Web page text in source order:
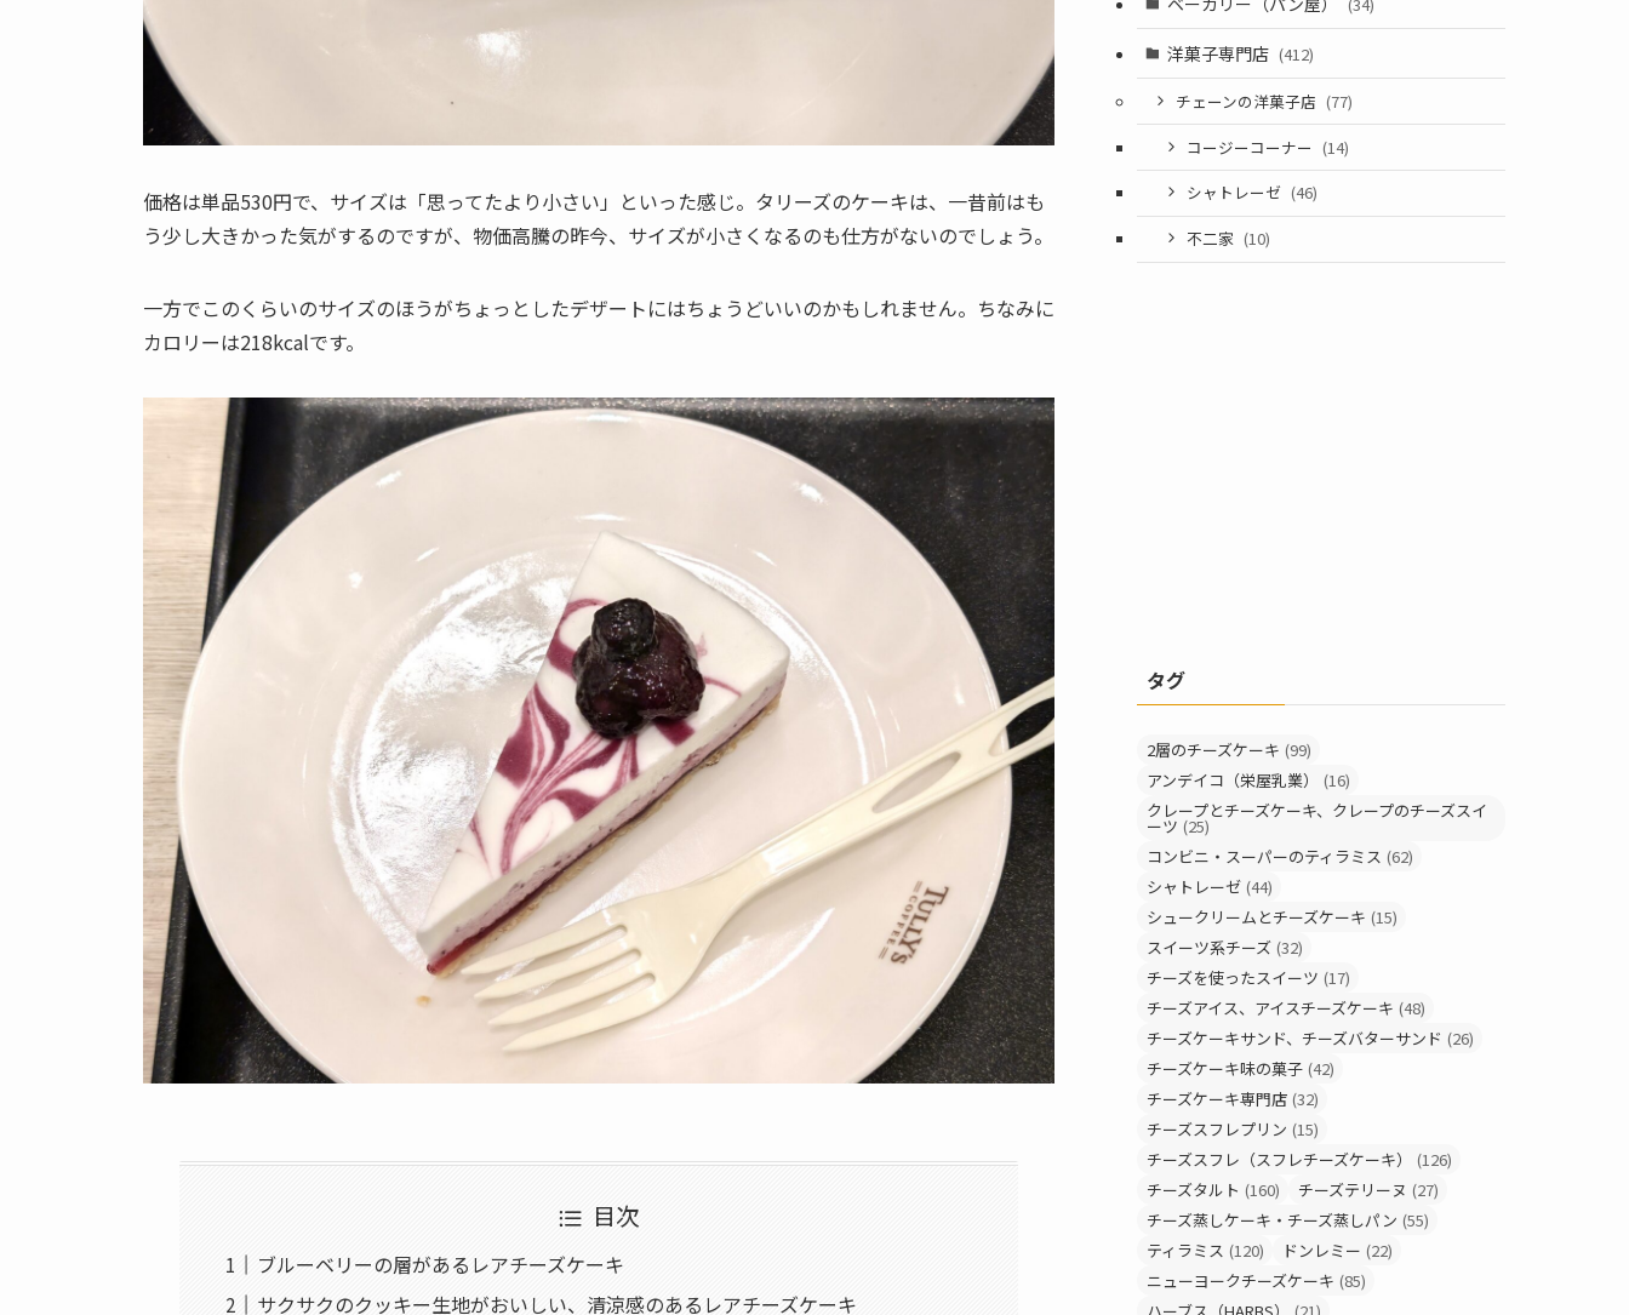
価格は単品530円で、サイズは「思ってたより小さい」といった感じ。タリーズのケーキは、一昔前はも
う少し大きかった気がするのですが、物価高騰の昨今、サイズが小さくなるのも仕方がないのでしょう。
一方でこのくらいのサイズのほうがちょっとしたデザートにはちょうどいいのかもしれません。ちなみに
カロリーは218kcalです。
目次
ブルーベリーの層があるレアチーズケーキ
サクサクのクッキー生地がおいしい、清涼感のあるレアチーズケーキ
洋菓子専門店 (412)
チェーンの洋菓子店 (77)
コージーコーナー (14)
シャトレーゼ (46)
不二家 (10)
タグ
2層のチーズケーキ (99)
アンデイコ（栄屋乳業）
(16)
クレープとチーズケーキ、クレープのチーズスイ
ーツ (25)
コンビニ・スーパーのティラミス (62)
シャトレーゼ (44)
シュークリームとチーズケーキ (15)
スイーツ系チーズ (32)
チーズを使ったスイーツ (17)
チーズアイス、アイスチーズケーキ (48)
チーズケーキサンド、チーズバターサンド (26)
チーズケーキ味の菓子 (42)
チーズケーキ専門店 (32)
チーズスフレプリン (15)
チーズスフレ（スフレチーズケーキ）
(126)
チーズタルト (160) チーズテリーヌ (27)
チーズ蒸しケーキ・チーズ蒸しパン (55)
ティラミス (120) ドンレミー (22)
ニューヨークチーズケーキ (85)
ハーブス（HARBS）
(21)